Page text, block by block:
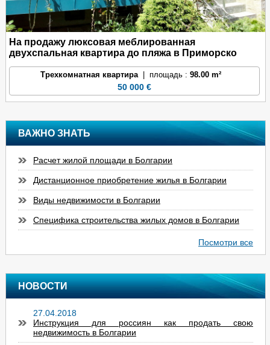
На продажу люксовая меблированная
двухспальная квартира до пляжа в Приморско
Трехкомнатная квартира | площадь :98.00 m²
50 000 €
ВАЖНО ЗНАТЬ
Расчет жилой площади в Болгарии
Дистанционное приобретение жилья в Болгарии
Виды недвижимости в Болгарии
Специфика строительства жилых домов в Болгарии
Посмотри все
НОВОСТИ
27.04.2018
Инструкция для россиян как продать свою
недвижимость в Болгарии